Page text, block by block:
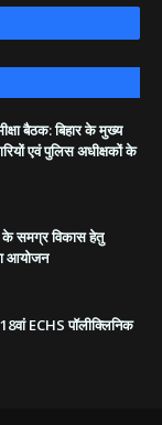
बैठक: बिहार के मुख्य
एवं पुलिस अधीक्षकों के
के समग्र विकास हेतु
आयोजन
ECHS पॉलीक्लिनिक